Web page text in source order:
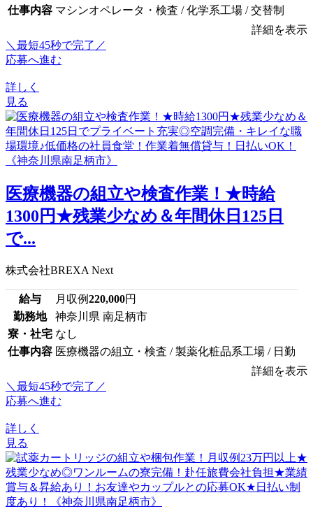
仕事内容 マシンオペレータ・検査 / 化学系工場 / 交替制
詳細を表示
＼最短45秒で完了／
応募へ進む
詳しく
見る
医療機器の組立や検査作業！★時給
1300円★残業少なめ＆年間休日125日
で...
株式会社BREXA Next
給与 月収例220,000円
勤務地
神奈川県 南足柄市
寮・社宅 なし
仕事内容 医療機器の組立・検査 / 製薬化粧品系工場 / 日勤
詳細を表示
＼最短45秒で完了／
応募へ進む
詳しく
見る